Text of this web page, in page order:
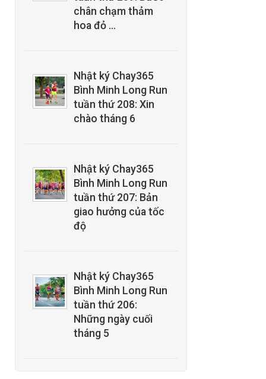
chân chạm thảm
hoa đỏ …
Nhật ký Chay365
Bình Minh Long Run
tuần thứ 208: Xin
chào tháng 6
Nhật ký Chay365
Bình Minh Long Run
tuần thứ 207: Bản
giao hưởng của tốc
độ
Nhật ký Chay365
Bình Minh Long Run
tuần thứ 206:
Những ngày cuối
tháng 5